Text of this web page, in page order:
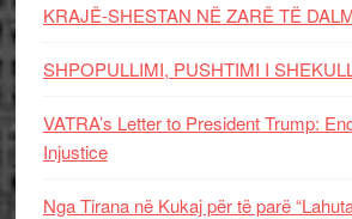
KRAJË-SHESTAN NË ZARË TË
SHPOPULLIMI, PUSHTIMI I
VATRA’s Letter to President Trump:
Injustice
Nga Tirana në Kukaj për të parë